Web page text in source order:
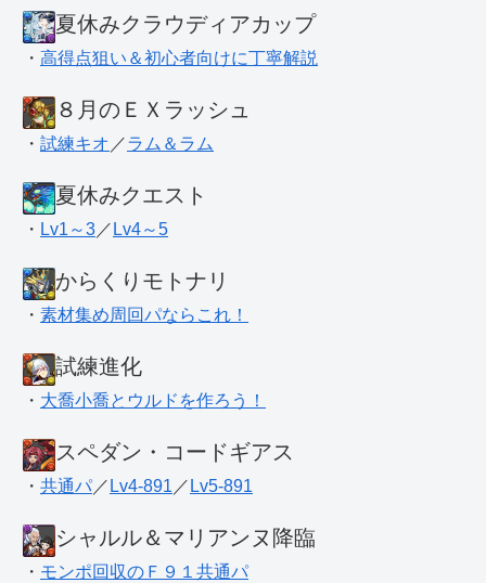
夏休みクラウディアカップ
・ 高得点狙い＆初心者向けに丁寧解説
８月のＥＸラッシュ
・ 試練キオ ／ラム＆ラム
夏休みクエスト
・ Lv1～3 ／ Lv4～5
からくりモトナリ
・ 素材集め周回パならこれ！
試練進化
・ 大喬小喬とウルドを作ろう！
スペダン・コードギアス
・ 共通パ ／ Lv4-891 ／ Lv5-891
シャルル＆マリアンヌ降臨
・ モンポ回収のＦ９１共通パ